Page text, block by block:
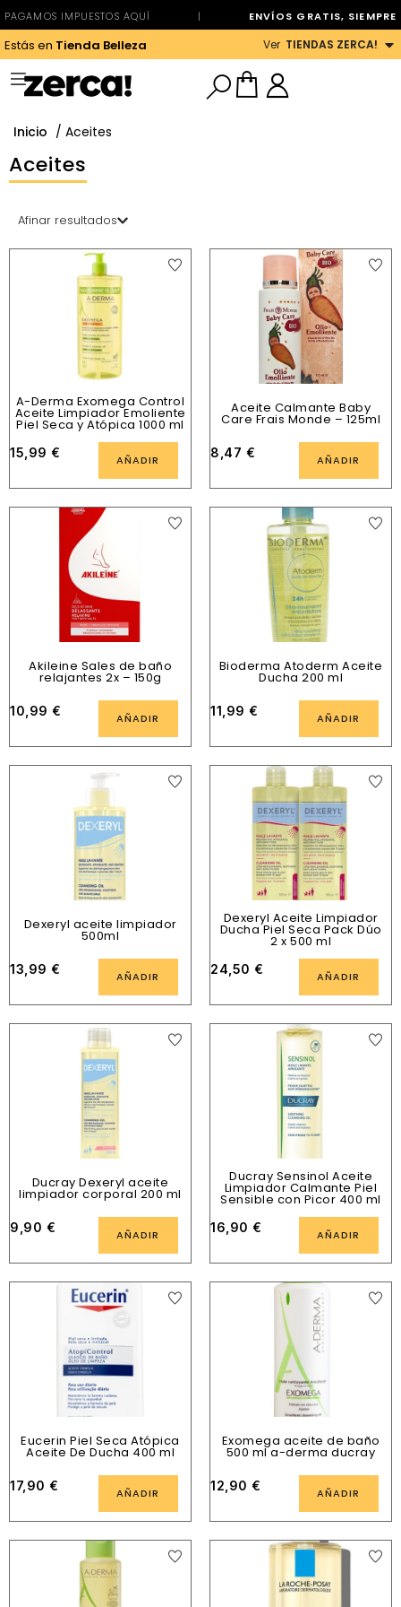
PAGAMOS IMPUESTOS AQUÍ | ENVÍOS GRATIS, SIEMPRE
Estás en Tienda Belleza Ver TIENDAS ZERCA!
Inicio / Aceites
Aceites
Afinar resultados
A-Derma Exomega Control
Aceite Limpiador Emoliente
Piel Seca y Atópica 1000 ml
15,99 € AÑADIR
Aceite Calmante Baby
Care Frais Monde – 125ml
8,47 € AÑADIR
Akileine Sales de baño
relajantes 2x – 150g
10,99 € AÑADIR
Bioderma Atoderm Aceite
Ducha 200 ml
11,99 € AÑADIR
Dexeryl aceite limpiador
500ml
13,99 € AÑADIR
Dexeryl Aceite Limpiador
Ducha Piel Seca Pack Dúo
2 x 500 ml
24,50 € AÑADIR
Ducray Dexeryl aceite
limpiador corporal 200 ml
9,90 € AÑADIR
Ducray Sensinol Aceite
Limpiador Calmante Piel
Sensible con Picor 400 ml
16,90 € AÑADIR
Eucerin Piel Seca Atópica
Aceite De Ducha 400 ml
17,90 € AÑADIR
Exomega aceite de baño
500 ml a-derma ducray
12,90 € AÑADIR